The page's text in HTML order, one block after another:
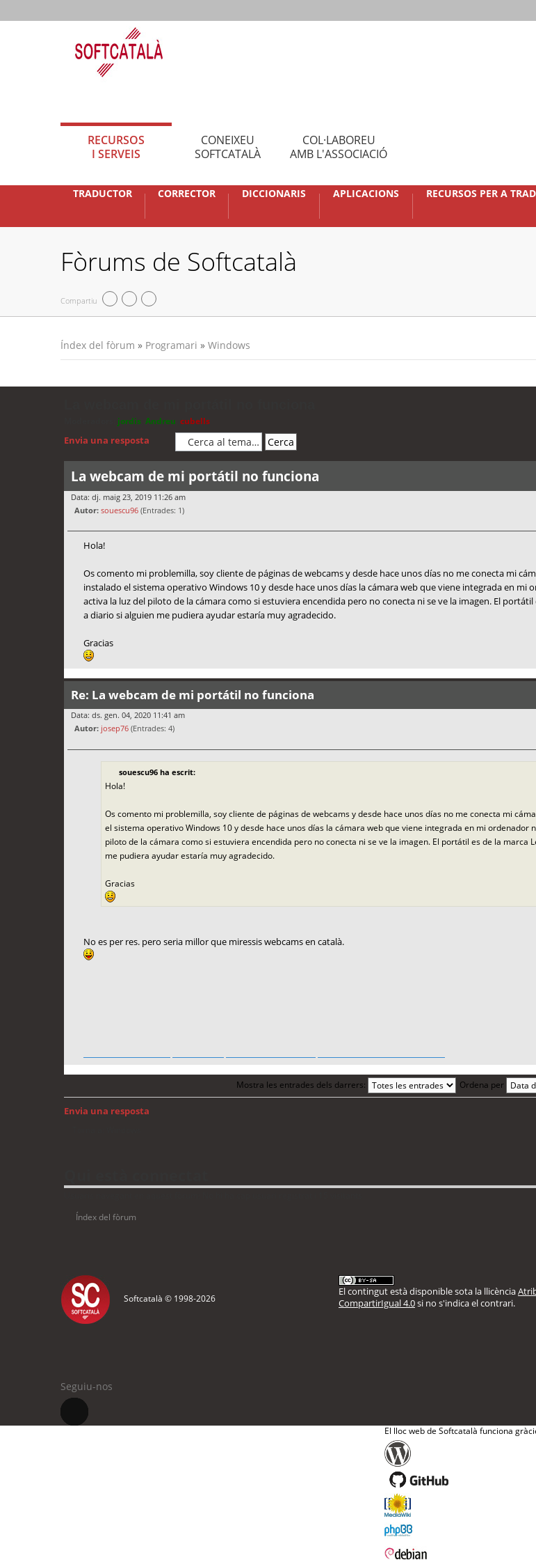
RECURSOS
I SERVEIS
CONEIXEU
SOFTCATALÀ
COL·LABOREU
AMB L'ASSOCIACIÓ
TRADUCTOR CORRECTOR DICCIONARIS APLICACIONS RECURSOS PER A
Fòrums de Softcatalà
Compartiu
Índex del fòrum » Programari » Windows
jordis Andreu cubells
Envia una resposta
La webcam de mi portátil no funciona
Data: dj. maig 23, 2019 11:26 am
Autor: souescu96 (Entrades: 1)
Hola!
Os comento mi problemilla, soy cliente de páginas de webcams y desde hace unos días no me conecta mi
instalado el sistema operativo Windows 10 y desde hace unos días la cámara web que viene integrada en
activa la luz del piloto de la cámara como si estuviera encendida pero no conecta ni se ve la imagen. El
a diario si alguien me pudiera ayudar estaría muy agradecido.
Gracias
Re: La webcam de mi portátil no funciona
Data: ds. gen. 04, 2020 11:41 am
Autor: josep76 (Entrades: 4)
souescu96 ha escrit:
Hola!
Os comento mi problemilla, soy cliente de páginas de webcams y desde hace unos días no me conecta mi
el sistema operativo Windows 10 y desde hace unos días la cámara web que viene integrada en mi ordenador
piloto de la cámara como si estuviera encendida pero no conecta ni se ve la imagen. El portátil es de la
me pudiera ayudar estaría muy agradecido.
Gracias
No es per res. pero seria millor que miressis webcams en català.
Mostra les entrades dels darrers: Ordena per
Envia una resposta
Índex del fòrum
Softcatalà © 1998-2026
El contingut està disponible sota la llicència
CompartirIgual 4.0si no s'indica el contrari.
Seguiu-nos
El lloc web de Softcatalà funciona